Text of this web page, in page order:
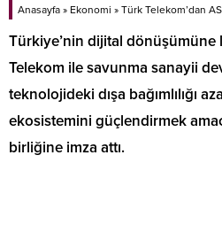
Anasayfa » Ekonomi » Türk Telekom’dan
Türkiye’nin dijital
Telekom ile savunma sanayii
teknolojideki dışa bağımlılığı
ekosistemini güçlendirmek
birliğine imza attı.